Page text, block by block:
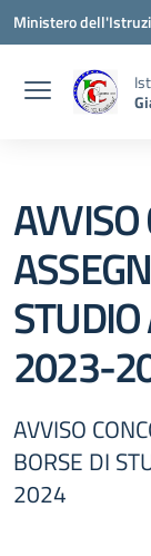
Vai ai contenuti
Vai al menu di
Vai al footer
Ministero
AVVISO
2023-
AVVISO
BORSE DI
2024